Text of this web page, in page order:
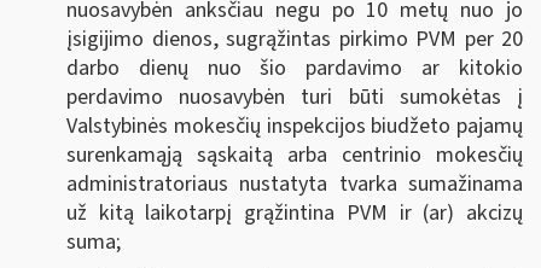
nuosavybėn anksčiau negu po 10 metų nuo jo
įsigijimo dienos, sugrąžintas pirkimo PVM per 20
darbo dienų nuo šio pardavimo ar kitokio
perdavimo nuosavybėn turi būti sumokėtas į
Valstybinės mokesčių inspekcijos biudžeto pajamų
surenkamąją sąskaitą arba centrinio mokesčių
administratoriaus nustatyta tvarka sumažinama
už kitą laikotarpį grąžintina PVM ir (ar) akcizų
suma;